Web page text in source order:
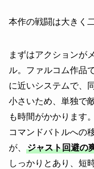
本作の戦闘は大きく
まずはアクションが
ル。ファルコム作品
に近いシステムで、
小さいため、単独で
も時間がかかります
コマンドバトルへの
が、 ジャスト回避の
しっかりとあり、短